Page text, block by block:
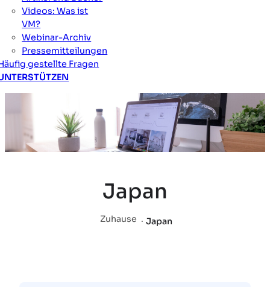
Videos: Was ist
VM?
Webinar-Archiv
Pressemitteilungen
gestellte Fragen
Japan
Zuhause . Japan